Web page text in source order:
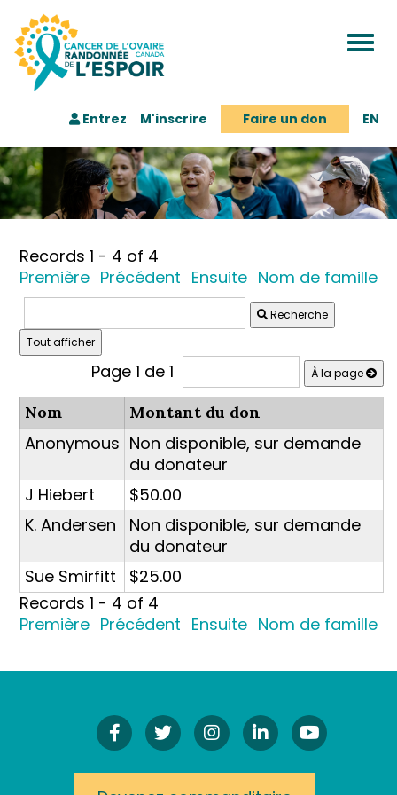
Entrez M'inscrire Faire un don EN
Records 1 - 4 of 4
Première Précédent Ensuite Nom de famille
Recherche
Page 1 de 1 À la page
Nom Montant du don
Anonymous Non disponible, sur demande
du donateur
J Hiebert
$50.00
K. Andersen
Non disponible, sur demande
du donateur
Sue Smirfitt
$25.00
Records 1 - 4 of 4
Première Précédent Ensuite Nom de famille
Facebook
TwitterInstagram!
LinkedInYouTube